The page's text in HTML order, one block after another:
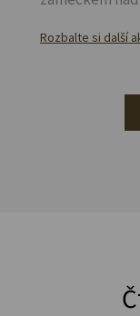
Rozbalte si další